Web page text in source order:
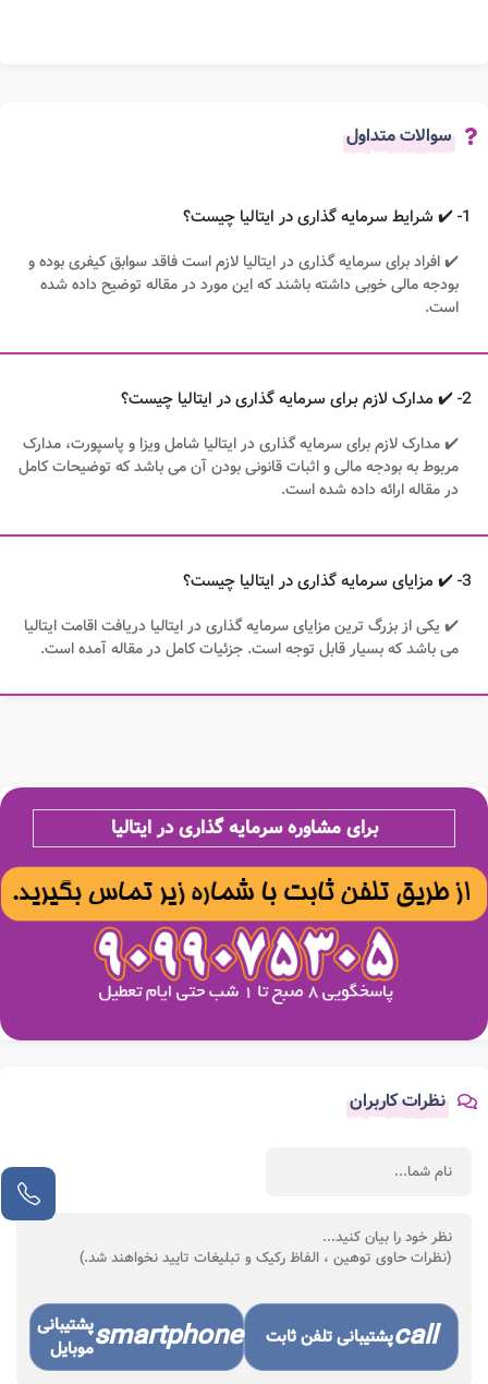
سوالات متداول
1- ✔️ شرایط سرمایه گذاری در ایتالیا چیست؟
✔️ افراد برای سرمایه گذاری در ایتالیا لازم است فاقد سوابق کیفری بوده و
بودجه مالی خوبی داشته باشند که این مورد در مقاله توضیح داده شده
است.
2- ✔️ مدارک لازم برای سرمایه گذاری در ایتالیا چیست؟
✔️ مدارک لازم برای سرمایه گذاری در ایتالیا شامل ویزا و پاسپورت، مدارک
مربوط به بودجه مالی و اثبات قانونی بودن آن می باشد که توضیحات کامل
در مقاله ارائه داده شده است.
3- ✔️ مزایای سرمایه گذاری در ایتالیا چیست؟
✔️ یکی از بزرگ ترین مزایای سرمایه گذاری در ایتالیا دریافت اقامت ایتالیا
می باشد که بسیار قابل توجه است. جزئیات کامل در مقاله آمده است.
برای مشاوره سرمایه گذاری در ایتالیا
نظرات کاربران
callپشتیبانی تلفن ثابت smartphoneپشتیبانی
موبایل